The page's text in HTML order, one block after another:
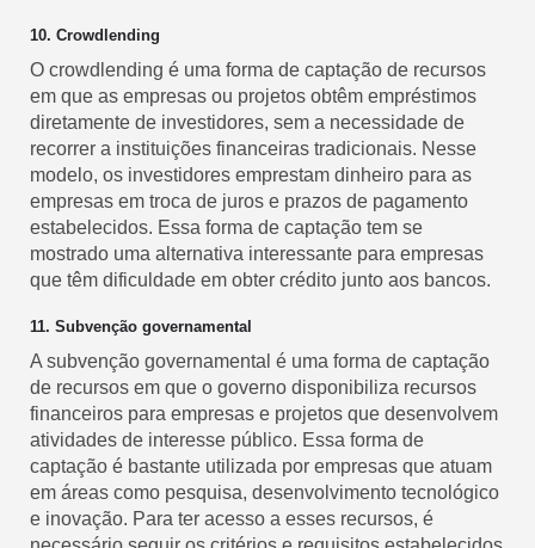
10. Crowdlending
O crowdlending é uma forma de captação de recursos
em que as empresas ou projetos obtêm empréstimos
diretamente de investidores, sem a necessidade de
recorrer a instituições financeiras tradicionais. Nesse
modelo, os investidores emprestam dinheiro para as
empresas em troca de juros e prazos de pagamento
estabelecidos. Essa forma de captação tem se
mostrado uma alternativa interessante para empresas
que têm dificuldade em obter crédito junto aos bancos.
11. Subvenção governamental
A subvenção governamental é uma forma de captação
de recursos em que o governo disponibiliza recursos
financeiros para empresas e projetos que desenvolvem
atividades de interesse público. Essa forma de
captação é bastante utilizada por empresas que atuam
em áreas como pesquisa, desenvolvimento tecnológico
e inovação. Para ter acesso a esses recursos, é